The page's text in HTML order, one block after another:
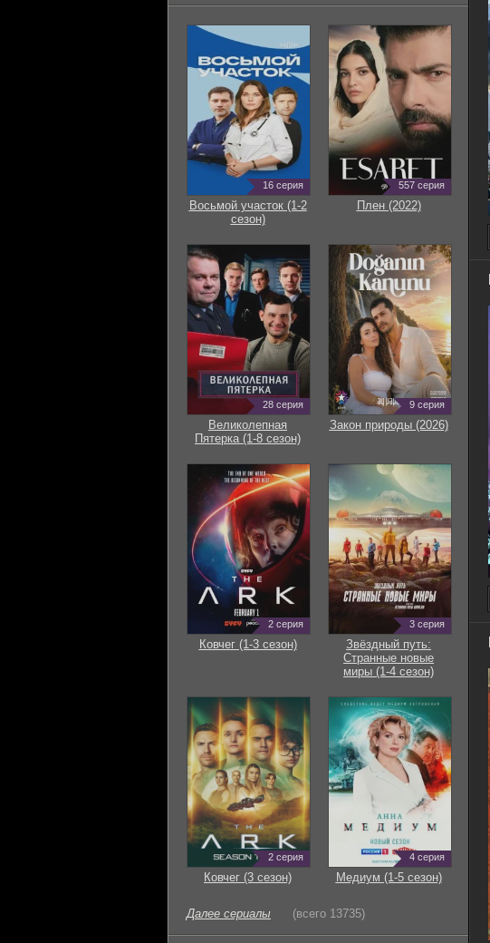
16 серия
Восьмой участок (1-2
сезон)
557 серия
Плен (2022)
28 серия
Великолепная
Пятерка (1-8 сезон)
9 серия
Закон природы (2026)
2 серия
Ковчег (1-3 сезон)
3 серия
Звёздный путь:
Странные новые
миры (1-4 сезон)
2 серия
Ковчег (3 сезон)
4 серия
Медиум (1-5 сезон)
Далее сериалы (всего 13735)